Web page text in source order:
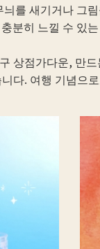
를 새기거나 그
분히 느낄 수 있
상점가다운, 만
다. 여행 기념으